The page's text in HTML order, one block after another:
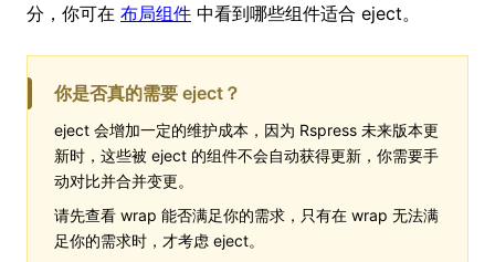
分，你可在 布局组件 中看到哪些组件适合 eject。
你是否真的需要 eject？
eject 会增加一定的维护成本，因为 Rspress 未来版本更
新时，这些被 eject 的组件不会自动获得更新，你需要手
动对比并合并变更。
请先查看 wrap 能否满足你的需求，只有在 wrap 无法满
足你的需求时，才考虑 eject。